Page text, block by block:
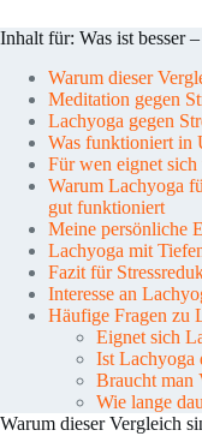
Inhalt für: Was ist besser
Warum dieser
Meditation gegen
Lachyoga gegen
Was funktioniert in
Für wen eignet sich
Warum Lachyoga
gut funktioniert
Meine persönliche
Lachyoga mit
Fazit für
Interesse an
Häufige Fragen zu
Eignet sich
Ist Lachyoga
Braucht man
Wie lange
Warum dieser Vergleich